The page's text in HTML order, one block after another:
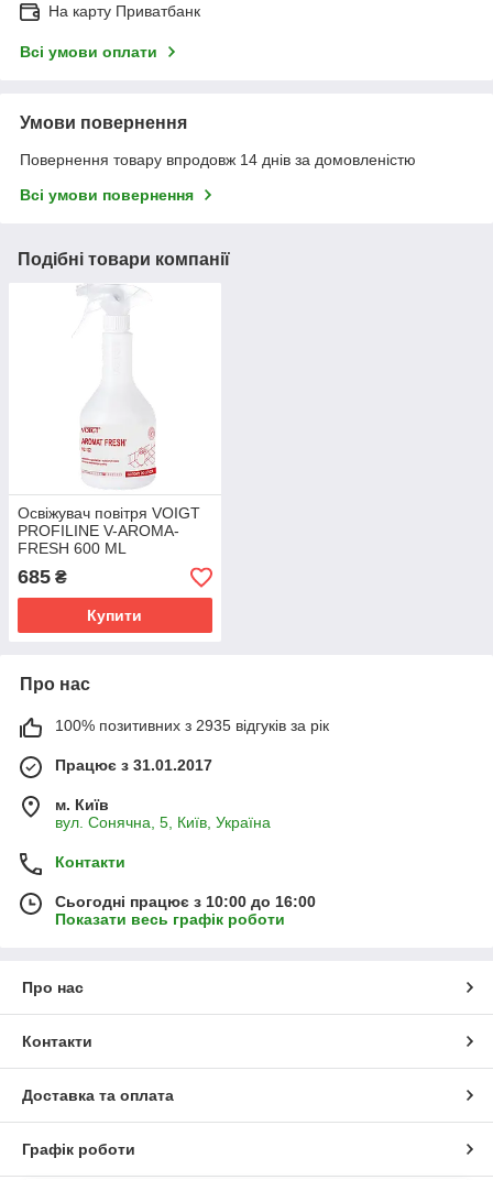
На карту Приватбанк
Всі умови оплати
Умови повернення
Повернення товару впродовж 14 днів за домовленістю
Всі умови повернення
Подібні товари компанії
Освіжувач повітря VOIGT
PROFILINE V-AROMA-
FRESH 600 ML
685 ₴
Купити
Про нас
100% позитивних з 2935 відгуків за рік
Працює з 31.01.2017
м. Київ
вул. Сонячна, 5, Київ, Україна
Контакти
Сьогодні працює з 10:00 до 16:00
Показати весь графік роботи
Про нас
Контакти
Доставка та оплата
Графік роботи